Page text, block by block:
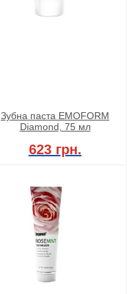
Зубна паста EMOFORM
Diamond, 75 мл
623 грн.